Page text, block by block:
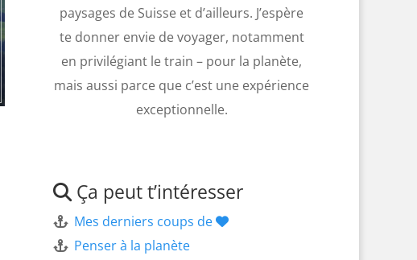
paysages de Suisse et d’ailleurs. J’espère
te donner envie de voyager, notamment
en privilégiant le train – pour la planète,
mais aussi parce que c’est une expérience
exceptionnelle.
Ça peut t’intéresser
Mes derniers coups de
Penser à la planète